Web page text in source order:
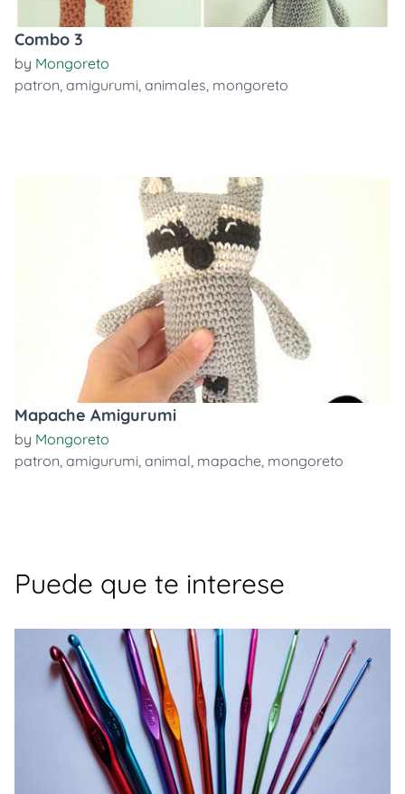
Combo 3
by Mongoreto
patron amigurumi animales mongoreto
Mapache Amigurumi
by Mongoreto
patron amigurumi animal mapache mongoreto
Puede que te interese